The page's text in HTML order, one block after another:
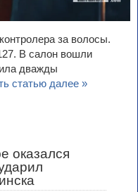
за волосы.
В салон вошли
дважды
статью далее »
оказался